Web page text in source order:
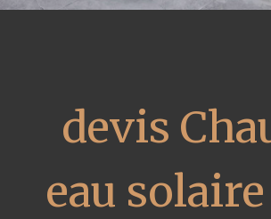
devis
eau